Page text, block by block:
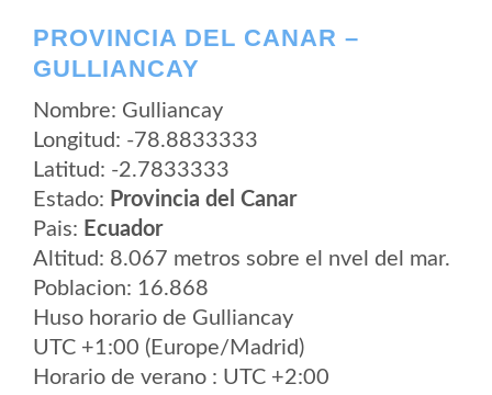
PROVINCIA DEL CANAR –
GULLIANCAY
Nombre: Gulliancay
Longitud: -78.8833333
Latitud: -2.7833333
Estado: Provincia del Canar
Pais: Ecuador
Altitud: 8.067 metros sobre el nvel del mar.
Poblacion: 16.868
Huso horario de Gulliancay
UTC +1:00 (Europe/Madrid)
Horario de verano : UTC +2:00